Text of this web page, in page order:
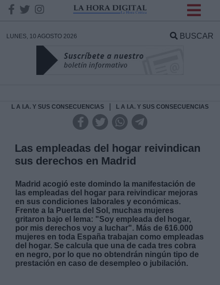
LUNES, 10 AGOSTO 2026 BUSCAR
L A I.A. Y SUS CONSECUENCIAS L A I.A. Y SUS CONSECUENCIAS
Las empleadas del hogar reivindican
sus derechos en Madrid
Madrid acogió este domindo la manifestación de
las empleadas del hogar para reivindicar mejoras
en sus condiciones laborales y económicas.
Frente a la Puerta del Sol, muchas mujeres
gritaron bajo el lema: "Soy empleada del hogar,
por mis derechos voy a luchar". Más de 616.000
mujeres en toda España trabajan como empleadas
del hogar. Se calcula que una de cada tres cobra
en negro, por lo que no obtendrán ningún tipo de
prestación en caso de desempleo o jubilación.
DATOS
Responsable:
Destinatarios: